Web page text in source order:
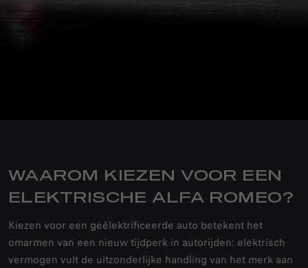
WAAROM KIEZEN VOOR EEN
ELEKTRISCHE ALFA ROMEO?
Kiezen voor een geëlektrificeerde auto betekent het
omarmen van een nieuw tijdperk in autorijden: elektrisch
vermogen vult de uitzonderlijke handling van het merk aan